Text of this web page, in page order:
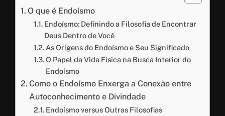
O que é Endoísmo
Endoísmo: Definindo a Filosofia de Encontrar
Deus Dentro de Você
As Origens do Endoísmo e Seu Significado
O Papel da Vida Física na Busca Interior do
Endoísmo
Como o Endoísmo Enxerga a Conexão entre
Autoconhecimento e Divindade
Endoísmo versus Outras Filosofias